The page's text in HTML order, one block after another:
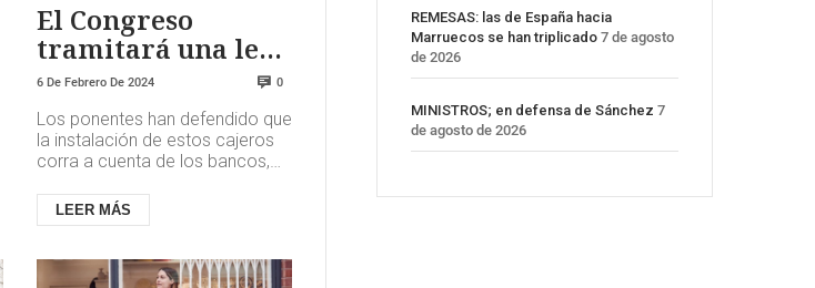
El Congreso
tramitará una ley
que para que haya
al menos un cajero
por municipio
6 De Febrero De 2024 0
Los ponentes han defendido que
la instalación de estos cajeros
corra a cuenta de los bancos,
de resultados del 202...
LEER MÁS
REMESAS: las de España hacia
Marruecos se han triplicado 7 de agosto
de 2026
MINISTROS; en defensa de Sánchez 7
de agosto de 2026